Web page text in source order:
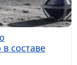
составе